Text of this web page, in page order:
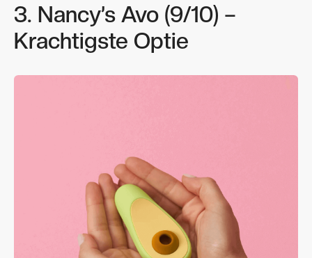
3. Nancy’s Avo (9/10) –
Krachtigste Optie